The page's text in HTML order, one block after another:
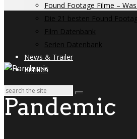
Found Footage Filme –
Die 21 besten Found
Film Datenbank
Serien Datenbank
News & Trailer
Kritiken
Pandemic